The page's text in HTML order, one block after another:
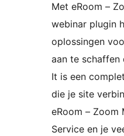
Met eRoom –
webinar plugin
oplossingen
aan te schaffen
It is een
die je site
eRoom – Zoom
Service en je